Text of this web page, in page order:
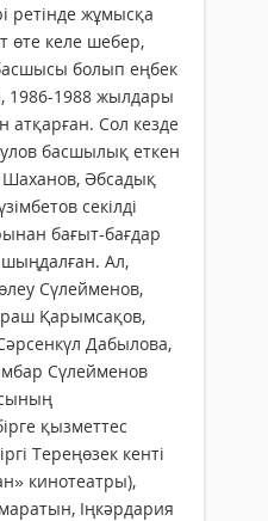
ретінде жұмысқа
өте келе шебер,
болып еңбек
1986-1988 жылдары
атқарған. Сол кезде
басшылық еткен
Әбсадық
секілді
бағыт-бағдар
шыңдалған. Ал,
Сүлейменов,
Қарымсақов,
Дабылова,
Сүлейменов
қызметтес
Тереңөзек кенті
кинотеатры),
Іңкәрдария